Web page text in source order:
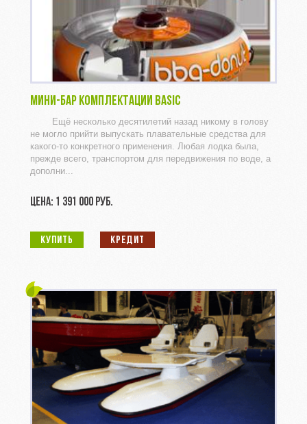
МИНИ-БАР КОМПЛЕКТАЦИИ BASIC
Ещё несколько десятилетий назад никому в голову
не могло прийти выпускать плавательные средства для
какого-то конкретного применения. Любая лодка была,
прежде всего, транспортом для передвижения по воде, а
дополни...
ЦЕНА: 1 391 000 РУБ.
КУПИТЬ КРЕДИТ